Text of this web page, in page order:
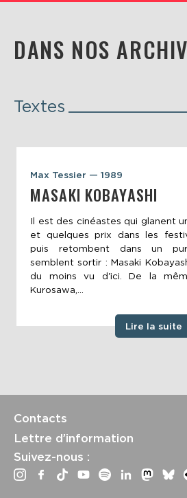
DANS NOS
Textes
Max Tessier — 1989
MASAKI KOBAYASHI
Il est des cinéastes qui glanent
et quelques prix dans les
puis retombent dans un
semblent sortir : Masaki
du moins vu d'ici. De la
Kurosawa,...
Lire la suite
Contacts
Lettre d’information
Suivez-nous :